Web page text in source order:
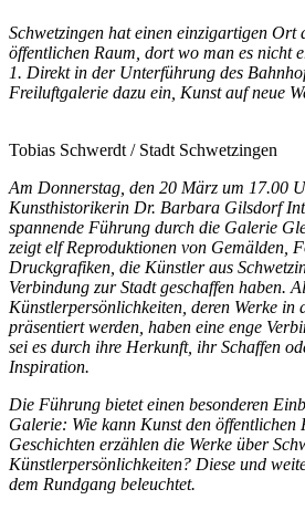
Schwetzingen hat einen einzigartigen Ort
öffentlichen Raum, dort wo man es nicht
1. Direkt in der Unterführung des
Freiluftgalerie dazu ein, Kunst auf neue
Tobias Schwerdt / Stadt Schwetzingen
Am Donnerstag, den 20 März um 17.00
Kunsthistorikerin Dr. Barbara Gilsdorf
spannende Führung durch die Galerie
zeigt elf Reproduktionen von Gemälden,
Druckgrafiken, die Künstler aus
Verbindung zur Stadt geschaffen haben.
Künstlerpersönlichkeiten, deren Werke in
präsentiert werden, haben eine enge
sei es durch ihre Herkunft, ihr Schaffen
Inspiration.
Die Führung bietet einen besonderen
Galerie: Wie kann Kunst den öffentlichen
Geschichten erzählen die Werke über
Künstlerpersönlichkeiten? Diese und
dem Rundgang beleuchtet.